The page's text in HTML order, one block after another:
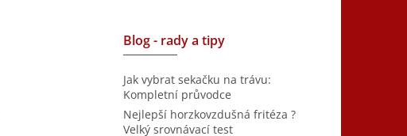
Blog - rady a tipy
Jak vybrat sekačku na trávu:
Kompletní průvodce
Nejlepší horzkovzdušná fritéza ?
Velký srovnávací test